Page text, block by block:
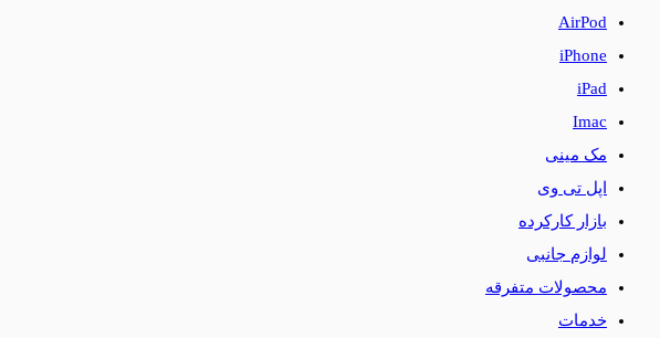
AirPod
iPhone
iPad
Imac
مک مینی
اپل تی وی
بازار کارکرده
لوازم جانبی
محصولات متفرقه
خدمات